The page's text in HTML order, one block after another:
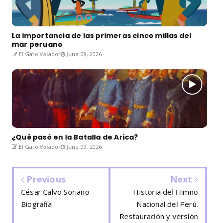
La importancia de las primeras cinco millas del
mar peruano
El Gato Volador June 09, 2026
¿Qué pasó en la Batalla de Arica?
El Gato Volador June 09, 2026
Previous
César Calvo Soriano -
Biografía
Next
Historia del Himno
Nacional del Perú.
Restauración y versión